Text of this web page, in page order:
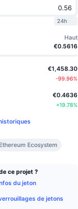
24h
Haut
€0.5616
€1,458.30
-99.96%
€0.4636
+19.78%
Ethereum Ecosystem
ce projet ?
du jeton
de jetons